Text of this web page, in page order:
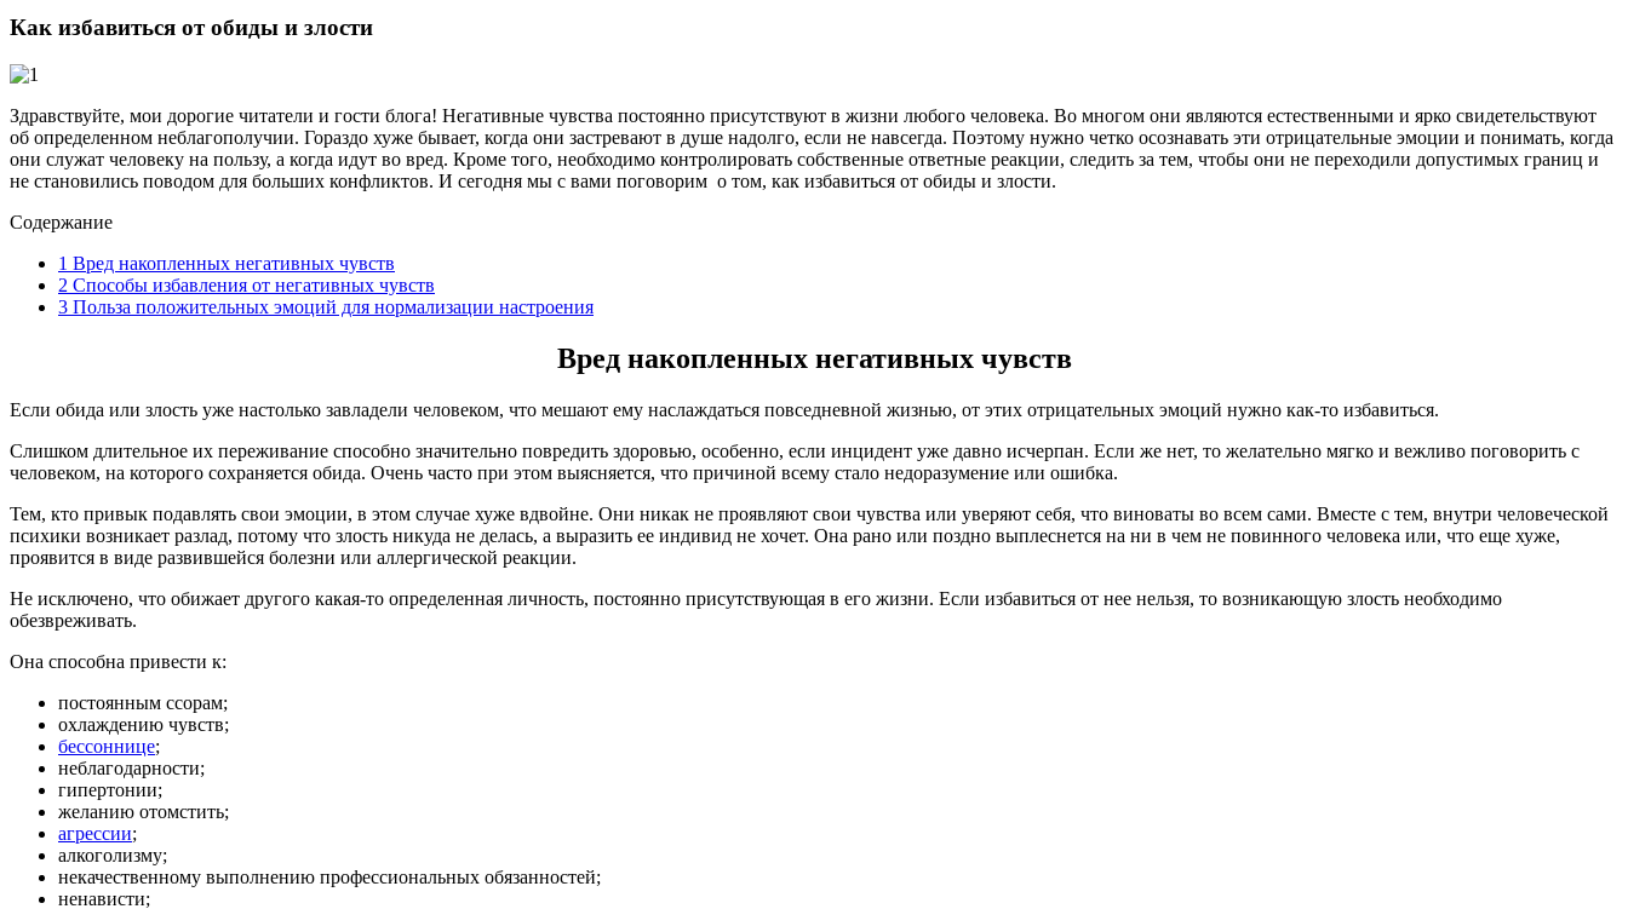
Как избавиться от обиды и злости
Здравствуйте, мои дорогие читатели и гости блога! Негативные чувства постоянно присутствуют в жизни любого человека. Во многом они являются естественными и ярко свидетельствуют
об определенном неблагополучии. Гораздо хуже бывает, когда они застревают в душе надолго, если не навсегда. Поэтому нужно четко осознавать эти отрицательные эмоции и понимать, когда
они служат человеку на пользу, а когда идут во вред. Кроме того, необходимо контролировать собственные ответные реакции, следить за тем, чтобы они не переходили допустимых границ и
не становились поводом для больших конфликтов. И сегодня мы с вами поговорим о том, как избавиться от обиды и злости.
Содержание
1 Вред накопленных негативных чувств
2 Способы избавления от негативных чувств
3 Польза положительных эмоций для нормализации настроения
Вред накопленных негативных чувств
Если обида или злость уже настолько завладели человеком, что мешают ему наслаждаться повседневной жизнью, от этих отрицательных эмоций нужно как-то избавиться.
Слишком длительное их переживание способно значительно повредить здоровью, особенно, если инцидент уже давно исчерпан. Если же нет, то желательно мягко и вежливо поговорить с
человеком, на которого сохраняется обида. Очень часто при этом выясняется, что причиной всему стало недоразумение или ошибка.
Тем, кто привык подавлять свои эмоции, в этом случае хуже вдвойне. Они никак не проявляют свои чувства или уверяют себя, что виноваты во всем сами. Вместе с тем, внутри человеческой
психики возникает разлад, потому что злость никуда не делась, а выразить ее индивид не хочет. Она рано или поздно выплеснется на ни в чем не повинного человека или, что еще хуже,
проявится в виде развившейся болезни или аллергической реакции.
Не исключено, что обижает другого какая-то определенная личность, постоянно присутствующая в его жизни. Если избавиться от нее нельзя, то возникающую злость необходимо
обезвреживать.
Она способна привести к:
постоянным ссорам;
охлаждению чувств;
бессоннице;
неблагодарности;
гипертонии;
желанию отомстить;
агрессии;
алкоголизму;
некачественному выполнению профессиональных обязанностей;
ненависти;